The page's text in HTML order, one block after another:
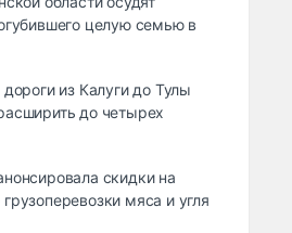
целую семью в
дороги из Калуги до Тулы
до четырех
скидки на
мяса и угля